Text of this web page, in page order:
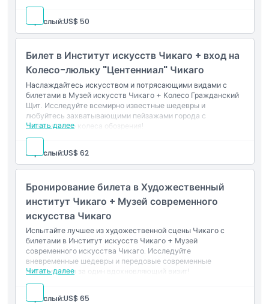
Исключения
Часы работы
Вещи, которые нужно знать
Местоположение
Как добраться туда
Как воспользоваться
Политика отмены
Взрослый:US$ 50
Билет в Институт искусств Чикаго + вход на
Колесо-люльку "Центенниал" Чикаго
Наслаждайтесь искусством и потрясающими видами с
билетами в Музей искусств Чикаго + Колесо Гражданский
Щит. Исследуйте всемирно известные шедевры и
любуйтесь захватывающими пейзажами города с
легендарного колеса обозрения!
Читать далее
Взрослый:US$ 62
Бронирование билета в Художественный
институт Чикаго + Музей современного
искусства Чикаго
Испытайте лучшее из художественной сцены Чикаго с
билетами в Институт искусств Чикаго + Музей
современного искусства Чикаго. Исследуйте
вневременные шедевры и передовые современные
произведения за один вдохновляющий визит!
Читать далее
Взрослый:US$ 65